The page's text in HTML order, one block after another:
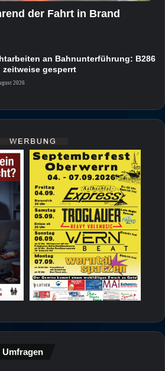
der Fahrt in Brand
an Bahnunterführung: B286
zeitweise gesperrt
2026